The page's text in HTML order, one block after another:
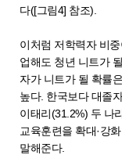
다([그림4] 참조).
이처럼 저학력자 비
업해도 청년 니트가
자가 니트가 될 확률
높다. 한국보다 대졸
이태리(31.2%) 두 나
교육훈련을 확대·강
말해준다.